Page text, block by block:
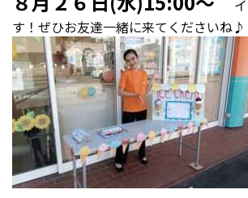
す！ぜひお友達一緒に来てくださいね♪